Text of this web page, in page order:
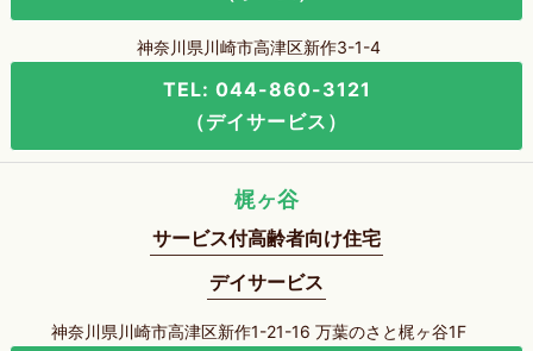
神奈川県川崎市高津区新作3-1-4
TEL: 044-860-3121
（デイサービス）
梶ヶ谷
サービス付高齢者向け住宅
デイサービス
神奈川県川崎市高津区新作1-21-16 万葉のさと梶ヶ谷1F